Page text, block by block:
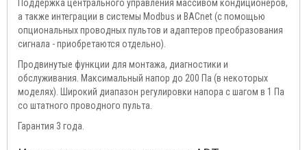
Поддержка центрального управления массивом кондиционеров,
а также интеграции в системы Modbus и BACnet (с помощью
опциональных проводных пультов и адаптеров преобразования
сигнала - приобретаются отдельно).
Продвинутые функции для монтажа, диагностики и
обслуживания. Максимальный напор до 200 Па (в некоторых
моделях). Широкий диапазон регулировки напора с шагом в 1 Па
со штатного проводного пульта.
Гарантия 3 года.